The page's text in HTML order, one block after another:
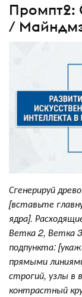
Промпт2:
/
Сгенерируй
[вставьте
ядра].
Ветка 2, Ветка
подпункта:
прямыми
строгий, узлы в
контрастный